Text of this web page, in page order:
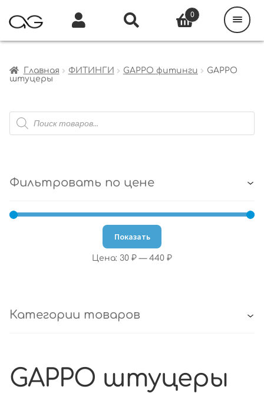
Главная ФИТИНГИ GAPPO фитинги
GAPPO
штуцеры
Поиск
товаров
Фильтровать по цене
Показать
Цена: 30 ₽ — 440 ₽
Категории товаров
GAPPO штуцеры
0